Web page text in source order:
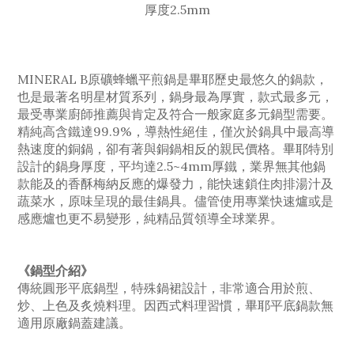
厚度2.5mm
MINERAL B原礦蜂蠟平煎鍋是畢耶歷史最悠久的鍋款，
也是最著名明星材質系列，鍋身最為厚實，款式最多元，
最受專業廚師推薦與肯定及符合一般家庭多元鍋型需要。
精純高含鐵達99.9%，導熱性絕佳，僅次於鍋具中最高導
熱速度的銅鍋，卻有著與銅鍋相反的親民價格。畢耶特別
設計的鍋身厚度，平均達2.5~4mm厚鐵，業界無其他鍋
款能及的香酥梅納反應的爆發力，能快速鎖住肉排湯汁及
蔬菜水，原味呈現的最佳鍋具。儘管使用專業快速爐或是
感應爐也更不易變形，純精品質領導全球業界。
《鍋型介紹》
傳統圓形平底鍋型，特殊鍋裙設計，非常適合用於煎、
炒、上色及炙燒料理。因西式料理習慣，畢耶平底鍋款無
適用原廠鍋蓋建議。